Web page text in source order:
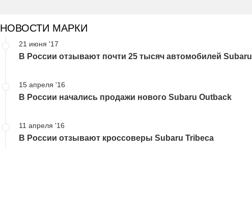
НОВОСТИ МАРКИ
21 июня '17
В России отзывают почти 25 тысяч автомобилей Subaru
15 апреля '16
В России начались продажи нового Subaru Outback
11 апреля '16
В России отзывают кроссоверы Subaru Tribeca